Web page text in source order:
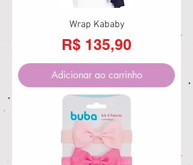
Wrap Kababy
Preço
R$ 135,90
Adicionar ao carrinho